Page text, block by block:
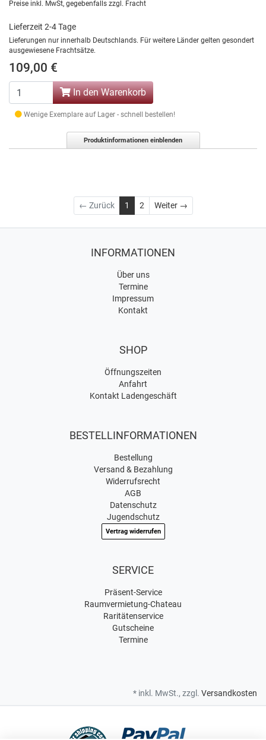
Preise inkl. MwSt, gegebenfalls zzgl. Fracht
Lieferzeit 2-4 Tage
Lieferungen nur innerhalb Deutschlands. Für weitere Länder gelten gesondert
ausgewiesene Frachtsätze.
109,00 €
In den Warenkorb
Wenige Exemplare auf Lager - schnell bestellen!
Produktinformationen einblenden
← Zurück 1 2 Weiter →Weiter
INFORMATIONEN
Über uns
Termine
Impressum
Kontakt
SHOP
Öffnungszeiten
Anfahrt
Kontakt Ladengeschäft
BESTELLINFORMATIONEN
Bestellung
Versand & Bezahlung
Widerrufsrecht
AGB
Datenschutz
Jugendschutz
Vertrag widerrufen
SERVICE
Präsent-Service
Raumvermietung-Chateau
Raritätenservice
Gutscheine
Termine
* inkl. MwSt., zzgl. Versandkosten